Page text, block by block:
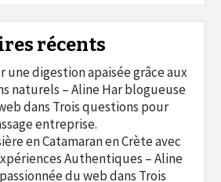
récents
une digestion apaisée grâce aux
naturels – Aline Har blogueuse
dans Trois questions pour
entreprise.
en Catamaran en Crète avec
Authentiques – Aline
du webdans Trois